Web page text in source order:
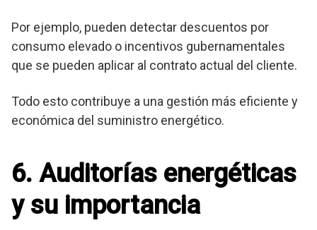
Por ejemplo, pueden detectar descuentos por
consumo elevado o incentivos gubernamentales
que se pueden aplicar al contrato actual del cliente.
Todo esto contribuye a una gestión más eficiente y
económica del suministro energético.
6. Auditorías energéticas
y su importancia